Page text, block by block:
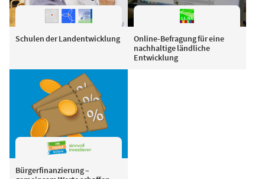
Schulen der Landentwicklung
Online-Befragung für eine
nachhaltige ländliche
Entwicklung
Bürgerfinanzierung –